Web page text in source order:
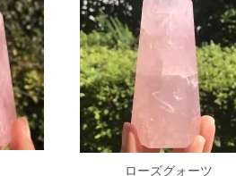
ローズグォーツ